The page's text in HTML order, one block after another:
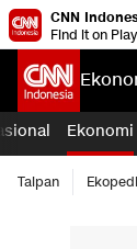
CNN
Find it on
Ekonomi
Taipan